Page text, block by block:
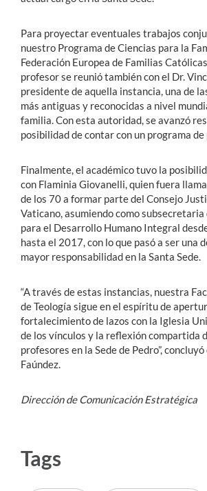
Para proyectar eventuales trabajos
nuestro Programa de Ciencias para la
Federación Europea de Familias
profesor se reunió también con el Dr.
presidente de aquella instancia, una de
más antiguas y reconocidas a nivel
familia. Con esta autoridad, se avanzó
posibilidad de contar con un programa
Finalmente, el académico tuvo la
con Flaminia Giovanelli, quien fuera
de los 70 a formar parte del Consejo
Vaticano, asumiendo como
para el Desarrollo Humano Integral
hasta el 2017, con lo que pasó a ser una
mayor responsabilidad en la Santa Sede.
“A través de estas instancias, nuestra
de Teología sigue en el espíritu de
fortalecimiento de lazos con la Iglesia
de los vínculos y la reflexión compartida
profesores en la Sede de Pedro”,
Faúndez.
Dirección de Comunicación Estratégica
Tags